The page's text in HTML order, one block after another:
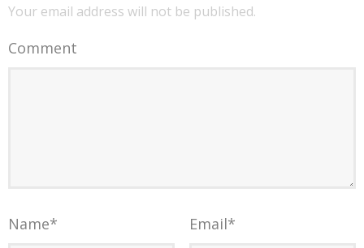
Your email address will not be published.
Comment
Name* Email*